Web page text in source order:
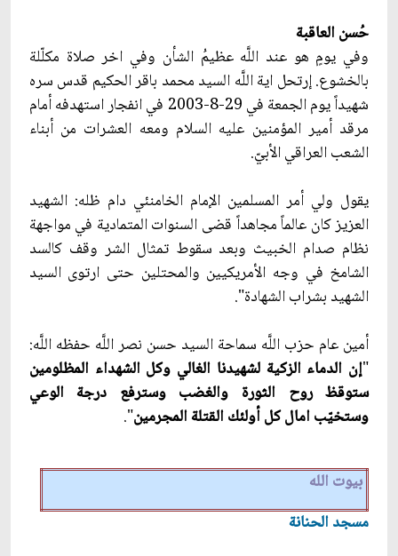
حُسن العاقبة
وفي يومٍ هو عند اللَّه عظيمُ الشأن وفي اخر صلاة مكلّلة
بالخشوع. إرتحل اية اللَّه السيد محمد باقر الحكيم قدس سره
شهيداً يوم الجمعة في 29-8-2003 في انفجار استهدفه أمام
مرقد أمير المؤمنين عليه السلام ومعه العشرات من أبناء
الشعب العراقي الأبيّ.
يقول ولي أمر المسلمين الإمام الخامنئي‏ دام ظله: الشهيد
العزيز كان عالماً مجاهداً قضى السنوات المتمادية في مواجهة
نظام صدام الخبيث وبعد سقوط تمثال الشر وقف كالسد
الشامخ في وجه الأمريكيين والمحتلين حتى ارتوى السيد
الشهيد بشراب الشهادة".
أمين عام حزب اللَّه سماحة السيد حسن نصر اللَّه حفظه اللَّه:
"إن الدماء الزكية لشهيدنا الغالي وكل الشهداء المظلومين
ستوقظ روح الثورة والغضب‏ وسترفع درجة الوعي
وستخيّب‏ امال كل أولئك القتلة المجرمين".
بيوت الله
مسجد الحنانة